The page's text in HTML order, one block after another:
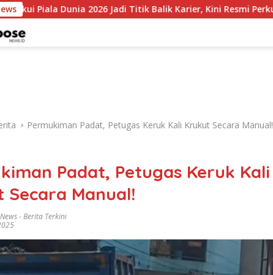
2026 Jadi Titik Balik Karier, Kini Resmi Perkuat Colo-Colo
Permukiman Padat, Petugas Keruk Kali Krukut Secara Manual!
Padat, Petugas Keruk Kali
Secara Manual!
-Berita Terkini